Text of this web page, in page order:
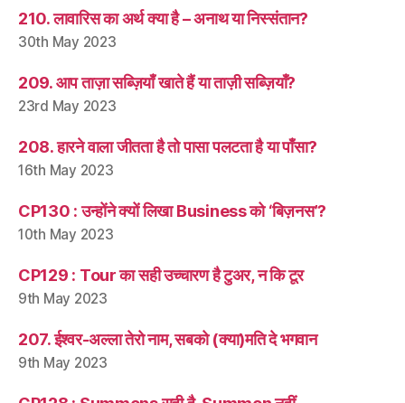
210. लावारिस का अर्थ क्या है – अनाथ या निस्संतान?
30th May 2023
209. आप ताज़ा सब्ज़ियाँ खाते हैं या ताज़ी सब्ज़ियाँ?
23rd May 2023
208. हारने वाला जीतता है तो पासा पलटता है या पाँसा?
16th May 2023
CP130 : उन्होंने क्यों लिखा Business को ‘बिज़नस’?
10th May 2023
CP129 : Tour का सही उच्चारण है टुअर, न कि टूर
9th May 2023
207. ईश्वर-अल्ला तेरो नाम, सबको (क्या)मति दे भगवान
9th May 2023